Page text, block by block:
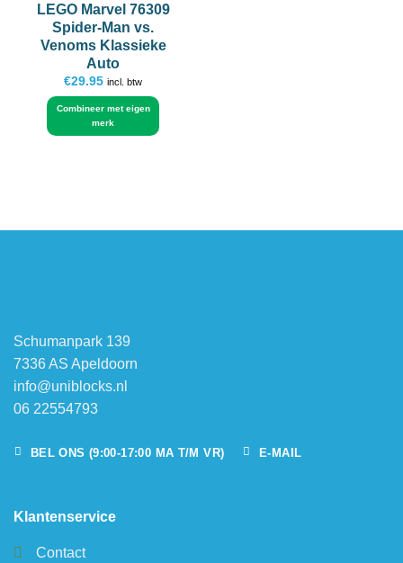
LEGO Marvel 76309
Spider-Man vs.
Venoms Klassieke
Auto
€29.95 incl. btw
Combineer met eigen
merk
Schumanpark 139
7336 AS Apeldoorn
info@uniblocks.nl
06 22554793
BEL ONS (9:00-17:00 MA T/M VR) E-MAIL
Klantenservice
Contact